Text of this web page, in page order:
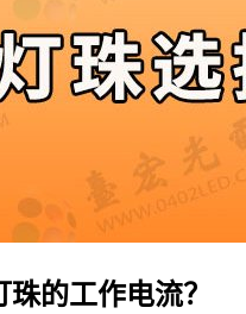
的工作电流？